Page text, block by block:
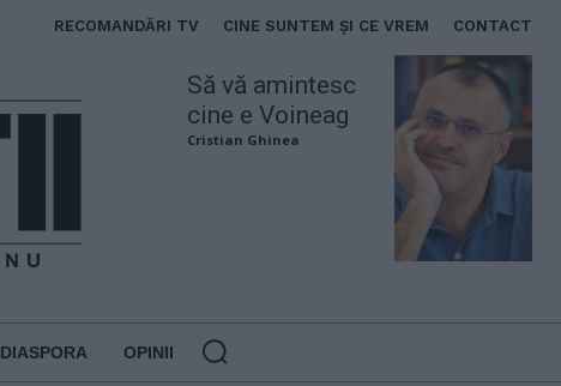
RECOMANDĂRI TV CINE SUNTEM ȘI CE VREM CONTACT
Să vă amintesc
cine e Voineag
Cristian Ghinea
DIASPORA OPINII